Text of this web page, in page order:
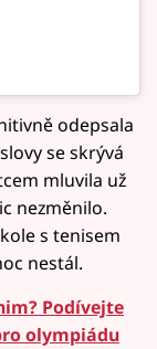
odepsala
se skrývá
mluvila už
nezměnilo.
s tenisem
nestál.
Podívejte
olympiádu